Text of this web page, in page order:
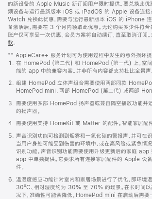
页
脚
的新设备的 Apple Music 新订阅用户限时提供。要兑换此优
频设备与运行最新版本 iOS 或 iPadOS 的 Apple 设备连接
Watch 兑换此优惠，需要与运行最新版本 iOS 的 iPhone 连
备激活后，需要在 3 个月内领取此优惠。无论购买多少件符
账户仅可享受一次优惠。会员方案将自动续订，直至取消订阅
款。
窗
口
中
打
开)
** AppleCare+ 服务计划可为使用过程中发生的意外损坏提
在 HomePod (第二代) 和 HomePod (第一代) 上，空间
能的 app 中的兼容内容。并非所有内容都支持杜比全景声
组建 HomePod 立体声组合需要使用两部同款
HomePod mini、两部 HomePod (第二代) 或两部
需要使用多部 HomePod 扬声器或兼容隔空播放功能并
的扬声器。
需要使用支持 HomeKit 或 Matter 的配件。智能家居配件
声音识别功能可检测到烟雾和一氧化碳的警报声，并可在
当用户身处可能受到伤害的环境中，或在高风险或紧急情
识别功能。声音识别功能需要使用升级更新后的家庭 app
app 中单独提供。它要求所有连接家居配件的 Apple 设
件。
温湿度感应功能针对室内和家居场景进行了优化，即环境
30ºC、相对湿度约为 30% 至 70% 的场景。在长时间以
况下，准确性可能会降低。HomePod mini 在启动后需要